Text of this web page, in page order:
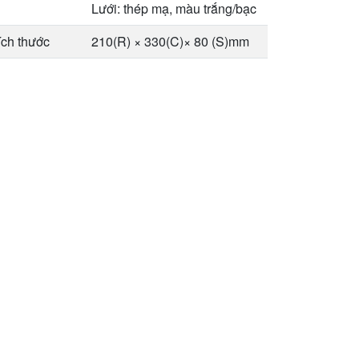
Lưới: thép mạ, màu trắng/bạc
thước
210(R) × 330(C)× 80 (S)mm